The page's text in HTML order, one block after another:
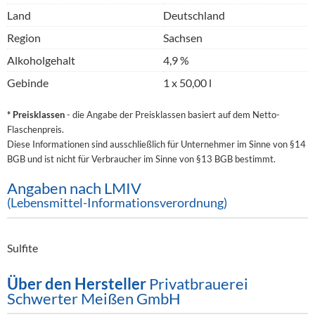
Land
Deutschland
Region
Sachsen
Alkoholgehalt
4,9 %
Gebinde
1 x 50,00 l
* Preisklassen- die Angabe der Preisklassen basiert auf dem Netto-
Flaschenpreis.
Diese Informationen sind ausschließlich für Unternehmer im Sinne von §14
BGB und ist nicht für Verbraucher im Sinne von §13 BGB bestimmt.
Angaben nach LMIV
(Lebensmittel-Informationsverordnung)
Sulfite
Über den Hersteller Privatbrauerei
Schwerter Meißen GmbH